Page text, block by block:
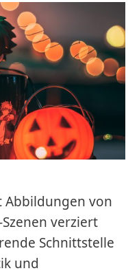
Abbildungen von
verziert
Schnittstelle
und